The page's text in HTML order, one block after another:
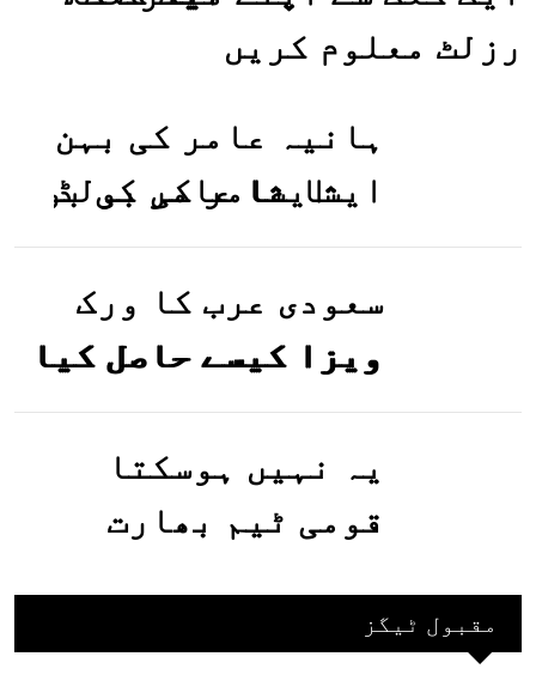
رزلٹ معلوم کریں
ہانیہ عامر کی بہن
ایشا عامر کی بولڈ
تصاویر وائرل ہو
گئیں
سعودی عرب کا ورک
ویزا کیسے حاصل کیا
جاسکتا ہے؟جانیے
یہ نہیں ہوسکتا
قومی ٹیم بھارت
بھارتی ٹیم پاکستانمقبول ٹیگز